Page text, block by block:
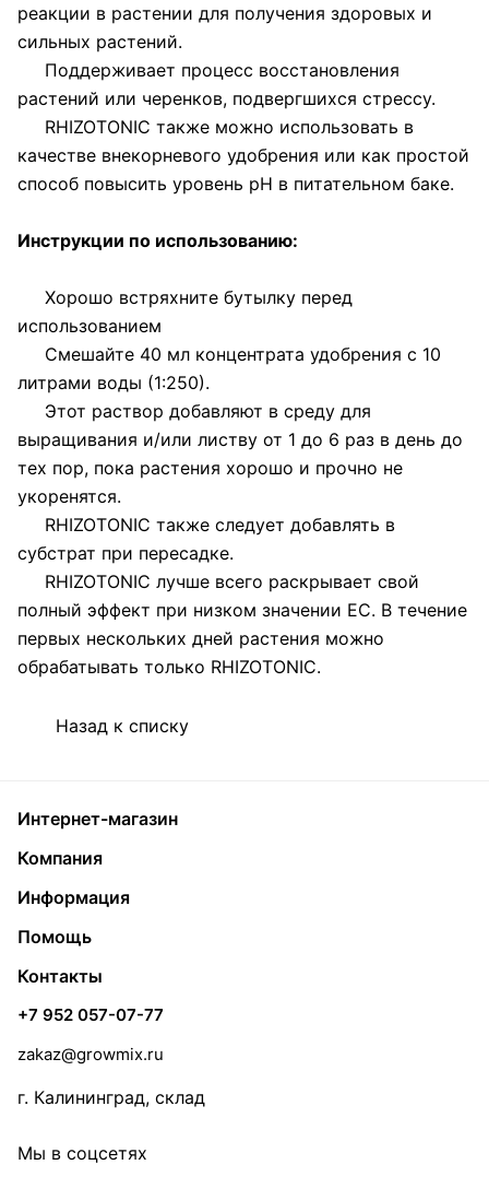
реакции в растении для получения здоровых и
сильных растений.
Поддерживает процесс восстановления
растений или черенков, подвергшихся стрессу.
RHIZOTONIC также можно использовать в
качестве внекорневого удобрения или как простой
способ повысить уровень pH в питательном баке.
Инструкции по использованию:
Хорошо встряхните бутылку перед
использованием
Смешайте 40 мл концентрата удобрения с 10
литрами воды (1:250).
Этот раствор добавляют в среду для
выращивания и/или листву от 1 до 6 раз в день до
тех пор, пока растения хорошо и прочно не
укоренятся.
RHIZOTONIC также следует добавлять в
субстрат при пересадке.
RHIZOTONIC лучше всего раскрывает свой
полный эффект при низком значении EC. В течение
первых нескольких дней растения можно
обрабатывать только RHIZOTONIC.
Назад к списку
Интернет-магазин
Компания
Информация
Помощь
Контакты
+7 952 057-07-77
zakaz@growmix.ru
г. Калининград, склад
Мы в соцсетях